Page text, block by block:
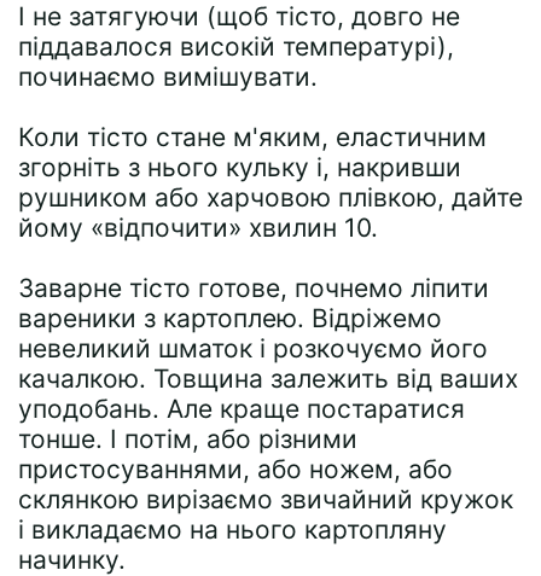
І не затягуючи (щоб тісто, довго не
піддавалося високій температурі),
починаємо вимішувати.
Коли тісто стане м'яким, еластичним
згорніть з нього кульку і, накривши
рушником або харчовою плівкою, дайте
йому «відпочити» хвилин 10.
Заварне тісто готове, почнемо ліпити
вареники з картоплею. Відріжемо
невеликий шматок і розкочуємо його
качалкою. Товщина залежить від ваших
уподобань. Але краще постаратися
тонше. І потім, або різними
пристосуваннями, або ножем, або
склянкою вирізаємо звичайний кружок
і викладаємо на нього картопляну
начинку.